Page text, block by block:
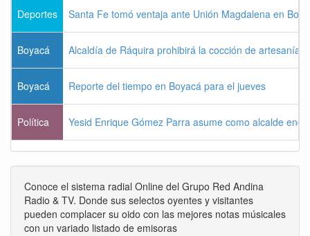
Deportes Santa Fe tomó ventaja ante Unión Magdalena en
Boyacá Alcaldía de Ráquira prohibirá la cocción de
Boyacá Reporte del tiempo en Boyacá para el jueves
Política Yesid Enrique Gómez Parra asume como alcalde
Conoce el sistema radial Online del Grupo Red Andina
Radio & TV. Donde sus selectos oyentes y visitantes
pueden complacer su oido con las mejores notas músicales
con un variado listado de emisoras